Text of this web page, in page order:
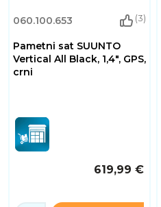
060.100.653 (3)
Pametni sat SUUNTO
Vertical All Black, 1,4", GPS,
crni
619,99 €